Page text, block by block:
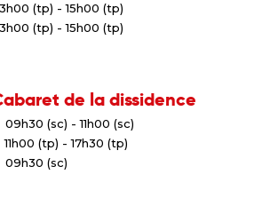
(tp) - 15h00 (tp)
(tp) - 15h00 (tp)
de la dissidence
09h30 (sc) - 11h00 (sc)
11h00 (tp) - 17h30 (tp)
09h30 (sc)